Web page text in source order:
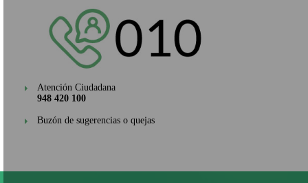
Atención Ciudadana
948 420 100
Buzón de sugerencias o quejas